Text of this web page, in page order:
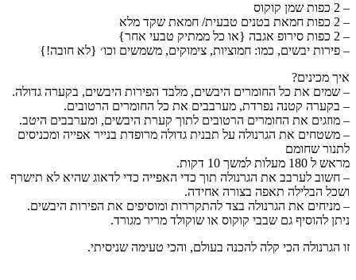
– 2 כפות שמן קוקוס
– 2 כפות חמאת בטנים טבעית/ חמאת שקד מלא
– 2 כפות סירופ אגבה {או כל ממתיק טבעי אחר}
– פירות יבשים, כמו: חמוציות, צימוקים, משמשים וכו׳ {לא חובה!}
איך מכינים?
– שמים את כל החומרים היבשים, מלבד הפירות היבשים, בקערה גדולה.
– בקערה קטנה נפרדת, מערבבים את כל החומרים הרטובים.
– מוזגים את החומרים הרטובים לתוך קערת היבשים, ומערבבים היטב.
– משטחים את הגרנולה על תבנית גדולה מרופדת בנייר אפייה ומכניסים
לתנור שחומם
מראש ל 180 מעלות למשך 10 דקות.
– חשוב לערבב את הגרנולה תוך כדי האפייה כדי לדאוג שהיא לא תישרף
ושכל הבלילה תאפה בצורה אחידה.
– מניחים את הגרנולה בצד להתקררות ומוסיפים את הפירות היבשים.
ניתן להוסיף גם שבבי קוקוס או שוקולד מריר מגורד.
זו הגרנולה הכי קלה להכנה בעולם, והכי טעימה שניסיתי.